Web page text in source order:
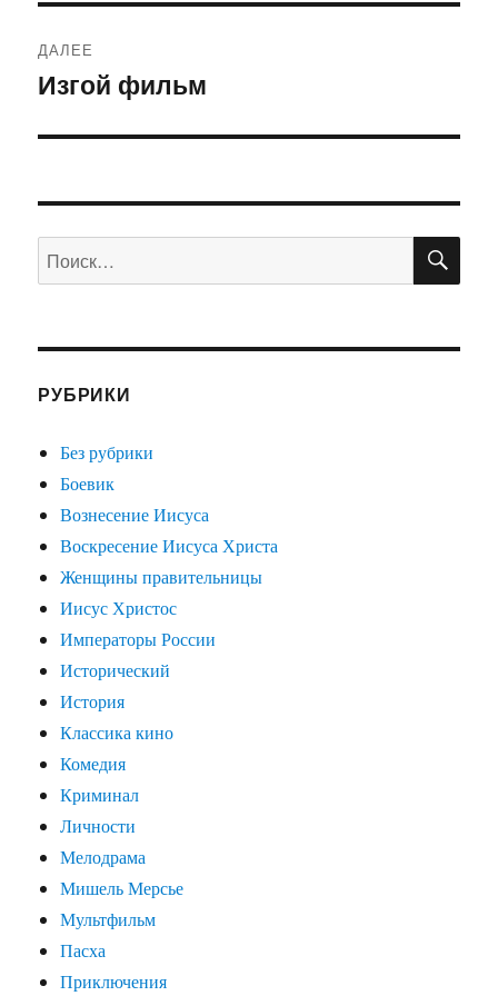
ДАЛЕЕ
Следующая
Изгой фильм
Искать:
РУБРИКИ
Без рубрики
Боевик
Вознесение Иисуса
Воскресение Иисуса Христа
Женщины правительницы
Иисус Христос
Императоры России
Исторический
История
Классика кино
Комедия
Криминал
Личности
Мелодрама
Мишель Мерсье
Мультфильм
Пасха
Приключения